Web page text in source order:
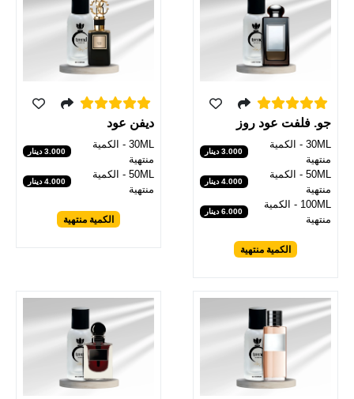
جو. فلفت عود روز
30ML - الكمية
منتهية
3.000 دينار
50ML - الكمية
منتهية
4.000 دينار
100ML - الكمية
منتهية
6.000 دينار
الكمية منتهية
ديفن عود
30ML - الكمية
منتهية
3.000 دينار
50ML - الكمية
منتهية
4.000 دينار
الكمية منتهية